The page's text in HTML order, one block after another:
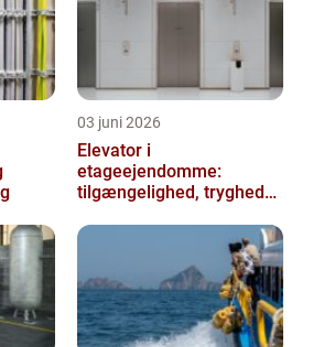
03 juni 2026
Elevator i
etageejendomme:
tilgængelighed, tryghed